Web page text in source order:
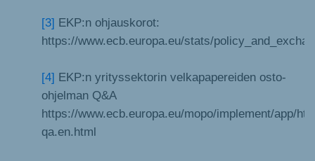
[3] EKP:n ohjauskorot:
https://www.ecb.europa.eu/stats/
[4] EKP:n yrityssektorin velkapapereiden osto-
ohjelman Q&A
https://www.ecb.europa.eu/mopo/implement/app/
qa.en.html